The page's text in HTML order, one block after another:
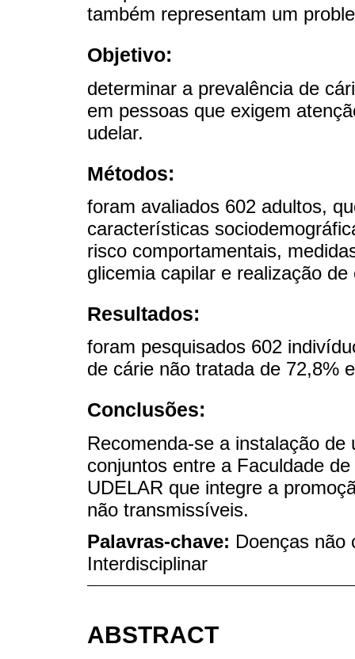
também representam um
Objetivo:
determinar a prevalência de
em pessoas que exigem
udelar.
Métodos:
foram avaliados 602 adultos,
características
risco comportamentais,
glicemia capilar e realização de
Resultados:
foram pesquisados ​​602
de cárie não tratada de 72,8%
Conclusões:
Recomenda-se a instalação
conjuntos entre a Faculdade
UDELAR que integre a
não transmissíveis.
Palavras-chave: Doenças não
Interdisciplinar
ABSTRACT